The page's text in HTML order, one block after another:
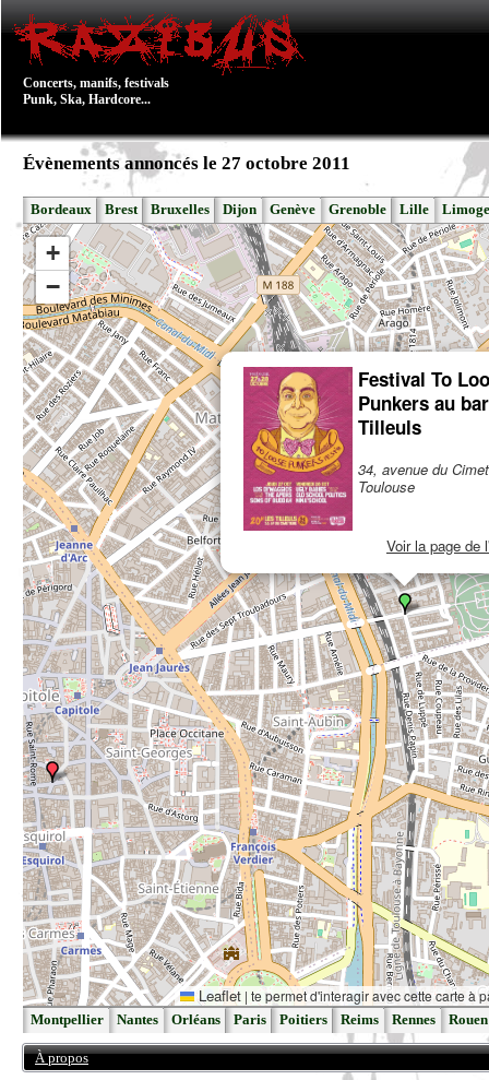
Concerts, manifs, festivals
Punk, Ska, Hardcore...
Évènements annoncés le 27 octobre 2011
Bordeaux Brest Bruxelles Dijon Genève Grenoble Lille
Festival To
Punkers au
Tilleuls
34, avenue du
Toulouse
Voir la page de
+
−
Leaflet | te permet d'interagir avec cette carte à
Montpellier Nantes Orléans Paris Poitiers Reims Rennes Rouen
À propos